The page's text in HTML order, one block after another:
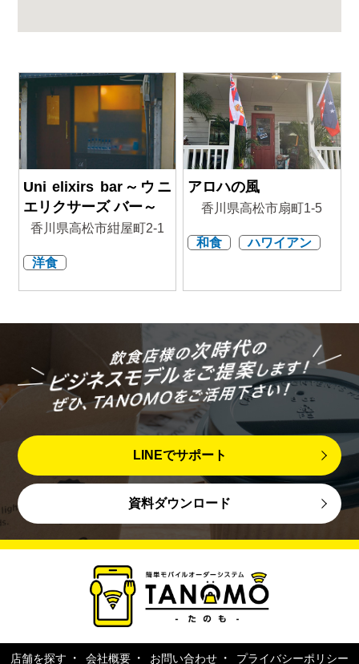
Uni elixirs bar～ウニ
エリクサーズ バー～
香川県高松市紺屋町2‐1
洋食
アロハの風
香川県高松市扇町1-5
和食 ハワイアン
LINEでサポート
資料ダウンロード
店舗を探す 会社概要 お問い合わせ プライバシーポリシー